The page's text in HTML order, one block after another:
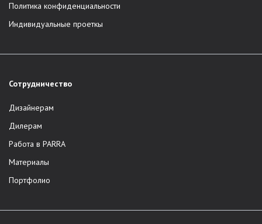
Политика конфиденциальности
Индивидуальные проеткы
Сотрудничество
Дизайнерам
Дилерам
Работа в PARRA
Материалы
Портфолио